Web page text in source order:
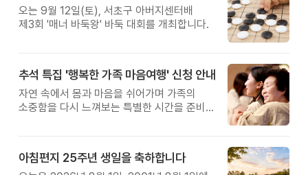
오는 9월 12일(토), 서초구 아버지센터배
제3회 '매너 바둑왕' 바둑 대회를 개최합니다.
추석 특집 '행복한 가족 마음여행' 신청 안내
자연 속에서 몸과 마음을 쉬어가며 가족의
소중함을 다시 느껴보는 특별한 시간을 준비해
아침편지 25주년 생일을 축하합니다